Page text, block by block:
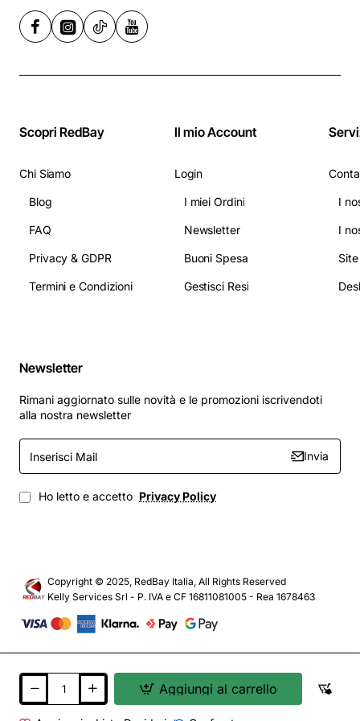
Aggiungi al carrello
Scopri RedBay
Chi Siamo
Blog
FAQ
Privacy & GDPR
Termini e Condizioni
Il mio Account
Login
I miei Ordini
Newsletter
Buoni Spesa
Gestisci Resi
I
I
Newsletter
Rimani aggiornato sulle novità e le promozioni iscrivendoti
alla nostra newsletter
Inserisci
Mail
Invia
Ho letto e accetto Privacy Policy
Copyright © 2025, RedBay Italia, All Rights Reserved
Kelly Services Srl - P. IVA e CF 16811081005 - Rea 1678463